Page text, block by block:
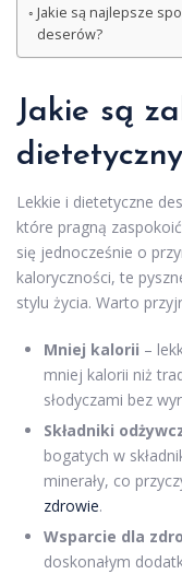
Jakie są najlepsze
deserów?
Jakie są
Lekkie i dietetyczne
które pragną
się jednocześnie o
kaloryczności, te
stylu życia. Warto
Mniej kalorii –
mniej kalorii niż
słodyczami bez
Składniki
bogatych w
minerały, co
zdrowie.
Wsparcie dla
doskonałym